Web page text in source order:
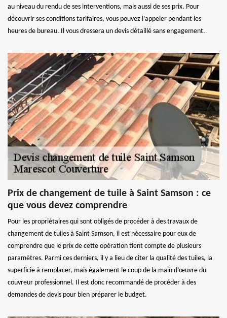
au niveau du rendu de ses interventions, mais aussi de ses prix. Pour
découvrir ses conditions tarifaires, vous pouvez l’appeler pendant les
heures de bureau. Il vous dressera un devis détaillé sans engagement.
Prix de changement de tuile à Saint Samson : ce
que vous devez comprendre
Pour les propriétaires qui sont obligés de procéder à des travaux de
changement de tuiles à Saint Samson, il est nécessaire pour eux de
comprendre que le prix de cette opération tient compte de plusieurs
paramètres. Parmi ces derniers, il y a lieu de citer la qualité des tuiles, la
superficie à remplacer, mais également le coup de la main d’œuvre du
couvreur professionnel. Il est donc recommandé de procéder à des
demandes de devis pour bien préparer le budget.